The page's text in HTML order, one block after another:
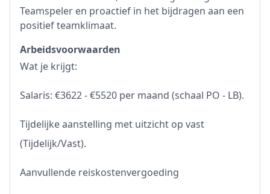
Teamspeler en proactief in het bijdragen aan een
positief teamklimaat.
Arbeidsvoorwaarden
Wat je krijgt:
Salaris: €3622 - €5520 per maand (schaal PO - LB).
Tijdelijke aanstelling met uitzicht op vast
(Tijdelijk/Vast).
Aanvullende reiskostenvergoeding